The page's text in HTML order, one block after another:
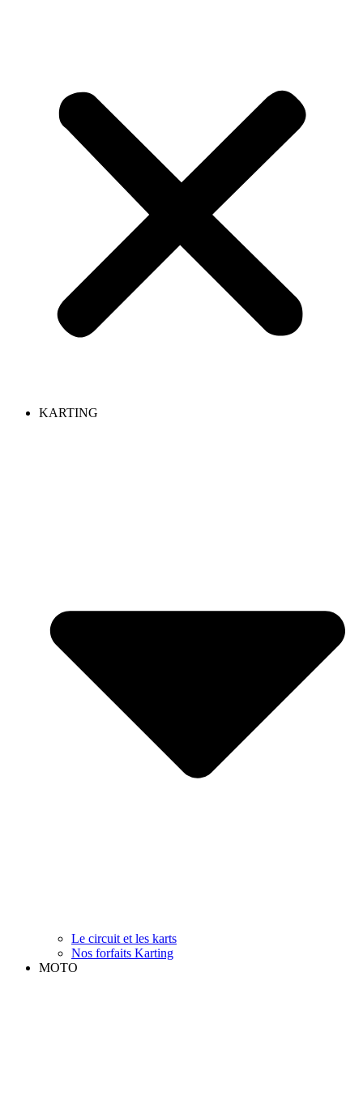
KARTING
Le circuit et les karts
Nos forfaits Karting
MOTO